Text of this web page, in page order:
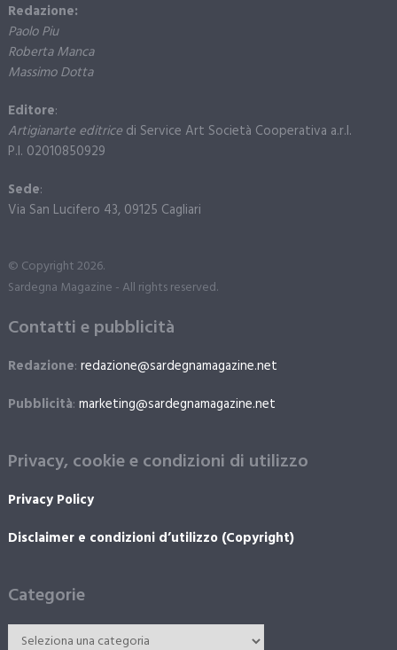
Redazione:
Paolo Piu
Roberta Manca
Massimo Dotta
Editore:
Artigianarte editricedi Service Art Società Cooperativa a.r.l.
P.I. 02010850929
Sede:
Via San Lucifero 43, 09125 Cagliari
© Copyright 2026.
Sardegna Magazine - All rights reserved.
Contatti e pubblicità
Redazione: redazione@sardegnamagazine.net
Pubblicità: marketing@sardegnamagazine.net
Privacy, cookie e condizioni di utilizzo
Privacy Policy
Disclaimer e condizioni d’utilizzo (Copyright)
Categorie